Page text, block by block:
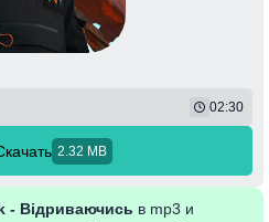
02:30
2.32 MB
- Відриваючись в mp3 и